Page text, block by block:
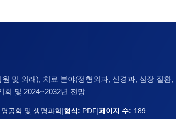
및 외래), 치료 분야(정형외과, 신경과, 심장 질
회 및 2024~2032년 전망
공학 및 생명과학|형식: PDF|페이지 수: 189